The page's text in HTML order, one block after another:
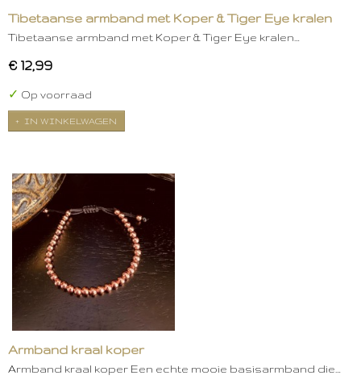
Tibetaanse armband met Koper & Tiger Eye kralen
Tibetaanse armband met Koper & Tiger Eye kralen…
€ 12,99
✓ Op voorraad
IN WINKELWAGEN
Armband kraal koper
Armband kraal koper Een echte mooie basisarmband die…